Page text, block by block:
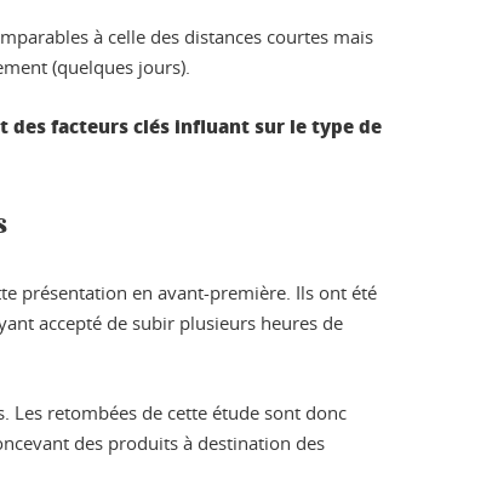
à celle des distances courtes mais
(quelques jours).
des facteurs clés influant sur le type de
présentation en avant-première. Ils ont été
accepté de subir plusieurs heures de
Les retombées de cette étude sont donc
des produits à destination des